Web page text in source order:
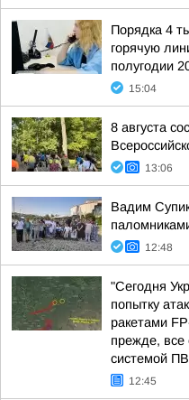
Порядка 4
горячую
полугодии
15:04
8 августа
13:06
Вадим
12:48
"Сегодня
попытку
ракетами
прежде, все
системой
12:45